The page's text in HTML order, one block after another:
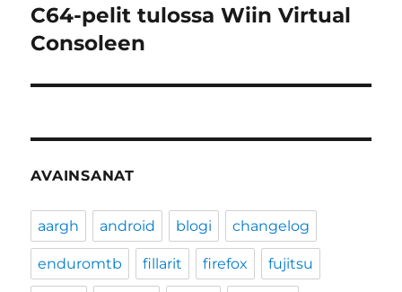
Seuraava
artikkeli:
C64-pelit tulossa Wiin Virtual
Consoleen
AVAINSANAT
aargh android blogi changelog
enduromtb fillarit firefox fujitsu